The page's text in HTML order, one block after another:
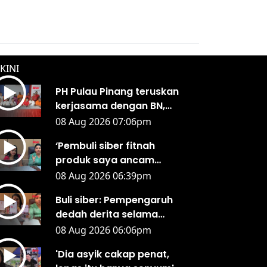
PH Pulau Pinang teruskan
kerjasama dengan BN,
UMNO
08 Aug 2026 07:06pm
‘Pembuli siber fitnah
produk saya ancam
kesihatan awam’
08 Aug 2026 06:39pm
Buli siber: Pempengaruh
dedah derita selama
bertahun
08 Aug 2026 06:06pm
'Dia asyik cakap penat,